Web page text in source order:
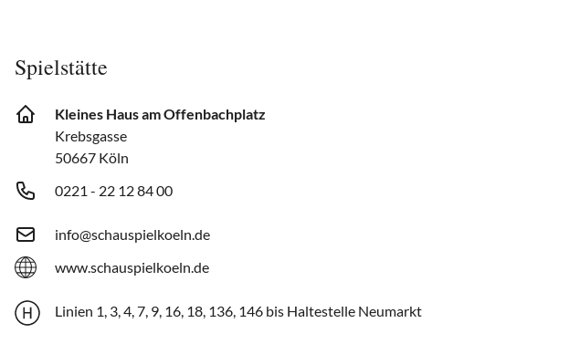
Spielstätte
Kleines Haus am Offenbachplatz
Krebsgasse
50667 Köln
0221 - 22 12 84 00
info@schauspielkoeln.de
www.schauspielkoeln.de
Linien 1, 3, 4, 7, 9, 16, 18, 136, 146 bis Haltestelle Neumarkt